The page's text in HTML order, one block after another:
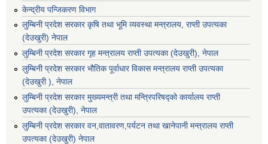
केन्द्रीय पन्जिकरण विभाग
लुम्बिनी प्रदेश सरकार कृषि तथा भूमि व्यवस्था मन्त्रालय, राप्ती उपत्यका
(देउखुरी) नेपाल
लुम्बिनी प्रदेश सरकार गृह मन्त्रालय राप्ती उपत्यका (देउखुरी), नेपाल
लुम्बिनी प्रदेश सरकार भौतिक पूर्वाधार विकास मन्त्रालय राप्ती उपत्यका
(देउखुरी ), नेपाल
लुम्बिनी प्रदेश सरकार मुख्यमन्त्री तथा मन्त्रिपरिषद्को कार्यालय राप्ती
उपत्यका (देउखुरी), नेपाल
लुम्बिनी प्रदेश सरकार वन,वातावरण,पर्यटन तथा खानेपानी मन्त्रालय राप्ती
उपत्यका (देउखुरी) नेपाल